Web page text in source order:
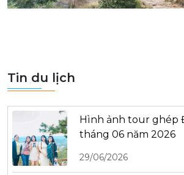
Tin du lịch
Hình ảnh tour ghép
tháng 06 năm 2026
29/06/2026